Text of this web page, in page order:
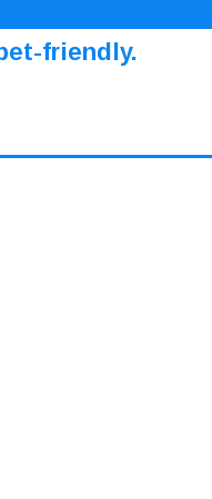
friendly.